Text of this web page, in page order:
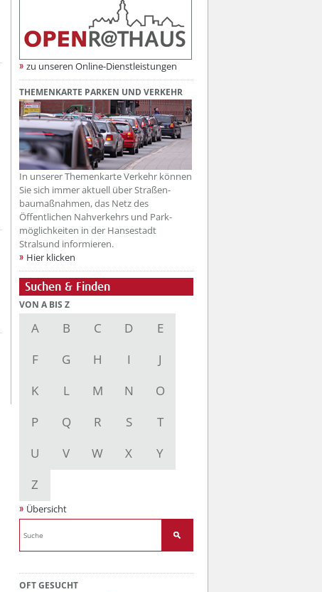
zu unseren Online-Dienstleistungen
THEMENKARTE PARKEN UND VERKEHR
In unserer Themenkarte Verkehr können
Sie sich immer aktuell über Straßen-
baumaßnahmen, das Netz des
Öffentlichen Nahverkehrs und Park-
möglichkeiten in der Hansestadt
Stralsund informieren.
Hier klicken
Suchen & Finden
VON A BIS Z
A B C D
E
F
G H I
J
K
L M N
O
P
Q R S
T
U
V W X
Y
Z
Übersicht
OFT GESUCHT